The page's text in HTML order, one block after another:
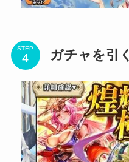
STEP ガチャを引く